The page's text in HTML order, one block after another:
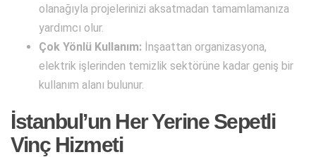
olanağıyla projelerinizi aksatmadan tamamlamanıza
yardımcı olur.
Çok Yönlü Kullanım: İnşaattan organizasyona,
elektrik işlerinden temizlik sektörüne kadar geniş bir
kullanım alanı bulunur.
İstanbul’un Her Yerine Sepetli
Vinç Hizmeti